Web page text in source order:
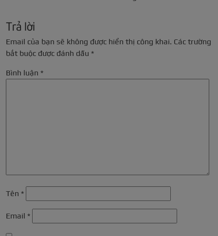
Trả lời
Email của bạn sẽ không được hiển thị công khai. Các trường
bắt buộc được đánh dấu *
Bình luận *
Tên *
Email *